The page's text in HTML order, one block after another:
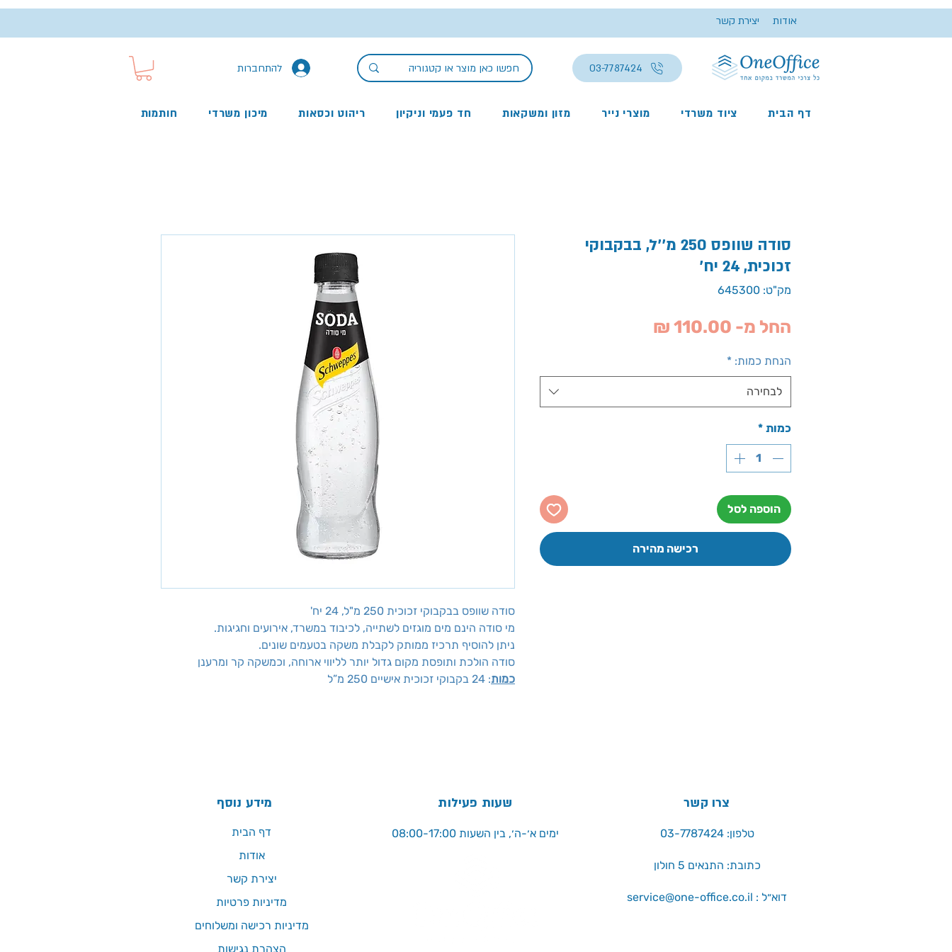
יצירת קשר אודות
להתחברות 03-7787424
דף הבית ציוד משרדי מוצרי נייר מזון ומשקאות חד פעמי וניקיון ריהוט וכסאות מיכון משרדי חותמות
סודה שוופס בבקבוקי זכוכית 250 מ"ל, 24 יח'
מי סודה הינם מים מוגזים לשתייה, לכיבוד במשרד, אירועים וחגיגות.
ניתן להוסיף תרכיז ממותק לקבלת משקה בטעמים שונים.
סודה הולכת ותופסת מקום גדול יותר לליווי ארוחה, וכמשקה קר ומרענן
כמות: 24 בקבוקי זכוכית אישיים 250 מ”ל
סודה שוופס 250 מ''ל, בבקבוקי
זכוכית, 24 יח'
מק"ט: 645300
החל מ- 110.00 ₪
הנחת כמות: *
לבחירה
כמות *
הוספה לסל
רכישה מהירה
מידע נוסף שעות פעילות
ימים א׳-ה׳, בין השעות 08:00-17:00
צרו קשר
טלפון: 03-7787424
כתובת: התנאים 5 חולון
service@one-office.co.il : דוא״ל
דף הבית
אודות
יצירת קשר
מדיניות פרטיות
מדיניות רכישה ומשלוחים
הצהרת נגישות